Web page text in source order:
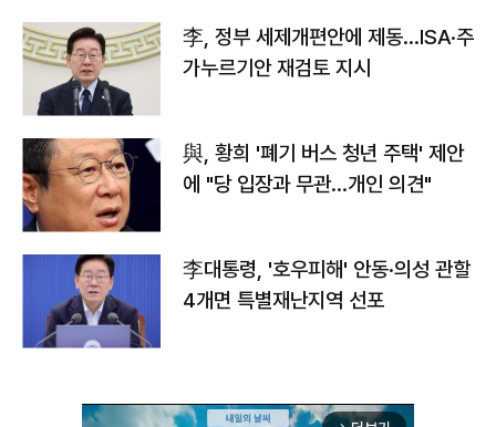
李, 정부 세제개편안에 제동…ISA·주
가누르기안 재검토 지시
與, 황희 '폐기 버스 청년 주택' 제안
에 "당 입장과 무관…개인 의견"
李대통령, '호우피해' 안동·의성 관할
4개면 특별재난지역 선포